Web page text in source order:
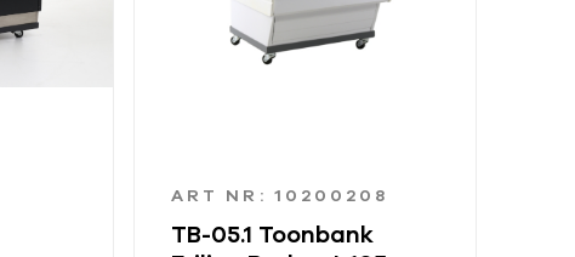
ART NR: 10200208
TB-05.1 Toonbank